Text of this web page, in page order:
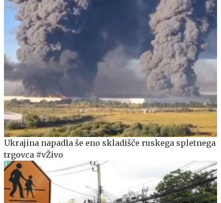
Ukrajina napadla še eno skladišče ruskega spletnega
trgovca #vŽivo